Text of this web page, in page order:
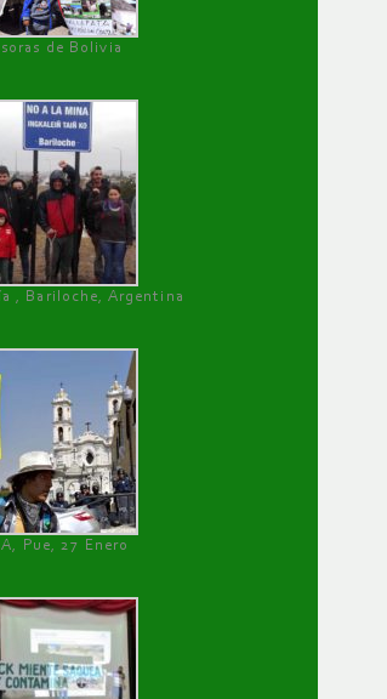
de Bolivia
, Bariloche, Argentina
Pue, 27 Enero